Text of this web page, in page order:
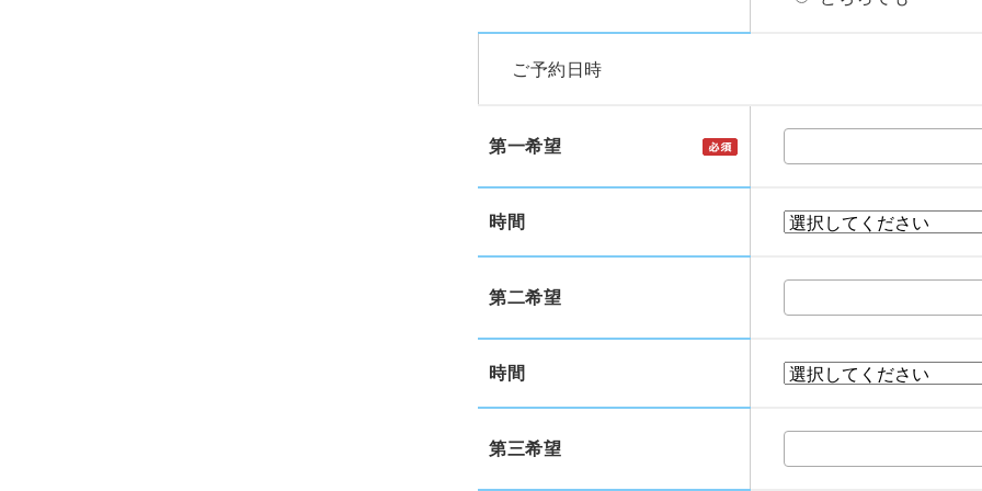
ご予約日時
第一希望
時間
第二希望
時間
第三希望